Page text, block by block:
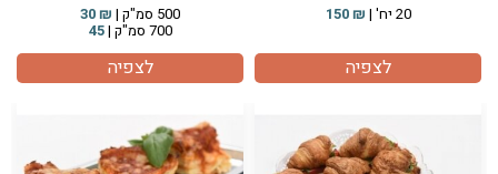
20 יח' | ₪
150
לצפיה
500 סמ"ק | ₪
30
700 סמ"ק | 45
לצפיה